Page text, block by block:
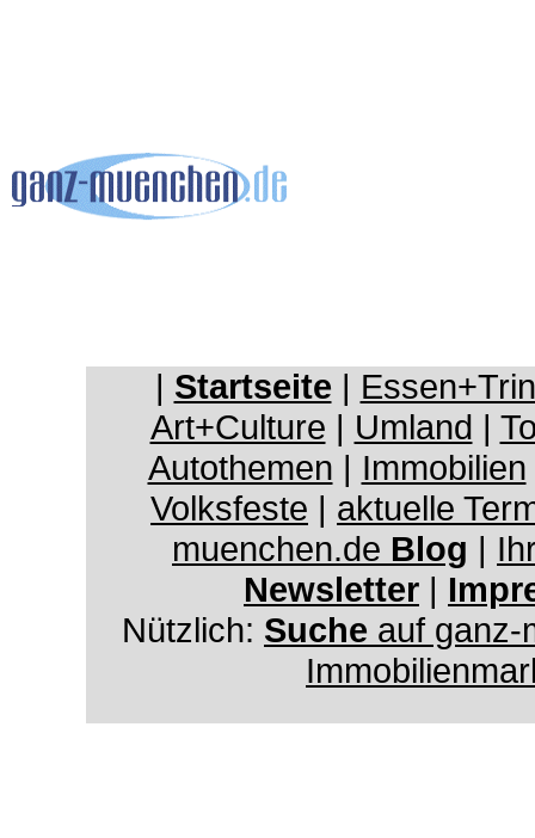
| Startseite |
Art+Culture | Umland |
Autothemen | Immobilien
Volksfeste | aktuelle
muenchen.de Blog |
Newsletter |
Nützlich: Suche auf ganz-